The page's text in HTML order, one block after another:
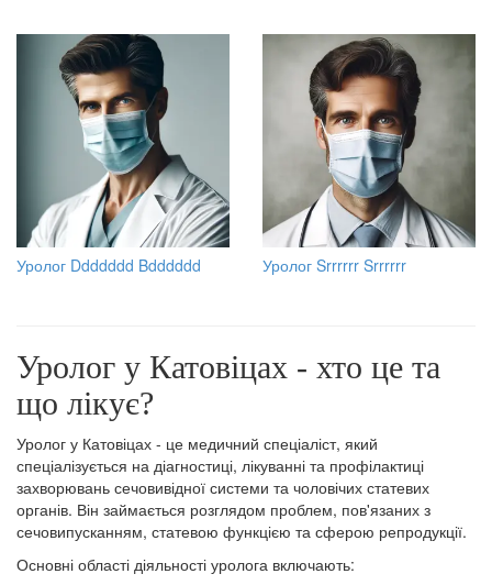
Уролог Ddddddd Bdddddd Уролог Srrrrrr Srrrrrr
Уролог у Катовіцах - хто це та
що лікує?
Уролог у Катовіцах - це медичний спеціаліст, який
спеціалізується на діагностиці, лікуванні та профілактиці
захворювань сечовивідної системи та чоловічих статевих
органів. Він займається розглядом проблем, пов'язаних з
сечовипусканням, статевою функцією та сферою репродукції.
Основні області діяльності уролога включають: